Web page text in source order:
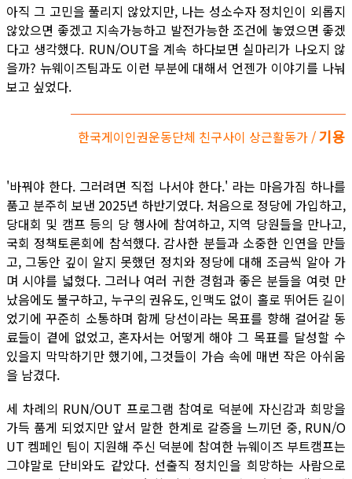
아직 그 고민을 풀리지 않았지만, 나는 성소수자 정치인이 외롭지
않았으면 좋겠고 지속가능하고 발전가능한 조건에 놓였으면 좋겠
다고 생각했다. RUN/OUT을 계속 하다보면 실마리가 나오지 않
을까? 뉴웨이즈팀과도 이런 부분에 대해서 언젠가 이야기를 나눠
보고 싶었다.
한국게이인권운동단체 친구사이 상근활동가 /기용
'바꿔야 한다. 그러려면 직접 나서야 한다.' 라는 마음가짐 하나를
품고 분주히 보낸 2025년 하반기였다. 처음으로 정당에 가입하고,
당대회 및 캠프 등의 당 행사에 참여하고, 지역 당원들을 만나고,
국회 정책토론회에 참석했다. 감사한 분들과 소중한 인연을 만들
고, 그동안 깊이 알지 못했던 정치와 정당에 대해 조금씩 알아 가
며 시야를 넓혔다. 그러나 여러 귀한 경험과 좋은 분들을 여럿 만
났음에도 불구하고, 누구의 권유도, 인맥도 없이 홀로 뛰어든 길이
었기에 꾸준히 소통하며 함께 당선이라는 목표를 향해 걸어갈 동
료들이 곁에 없었고, 혼자서는 어떻게 해야 그 목표를 달성할 수
있을지 막막하기만 했기에, 그것들이 가슴 속에 매번 작은 아쉬움
을 남겼다.
세 차례의 RUN/OUT 프로그램 참여로 덕분에 자신감과 희망을
가득 품게 되었지만 앞서 말한 한계로 갈증을 느끼던 중, RUN/O
UT 켐페인 팀이 지원해 주신 덕분에 참여한 뉴웨이즈 부트캠프는
그야말로 단비와도 같았다. 선출직 정치인을 희망하는 사람으로